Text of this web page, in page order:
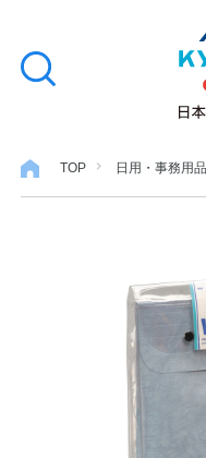
文
キ
ッ
検
る
ファイル・
日用・事務
特集・コラム
TOP 日用・事務用品